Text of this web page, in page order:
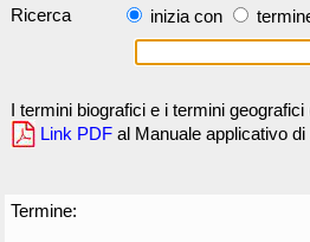
Ricerca inizia con
I termini biografici e i termini
Link PDF al Manuale applicativo
Termine: